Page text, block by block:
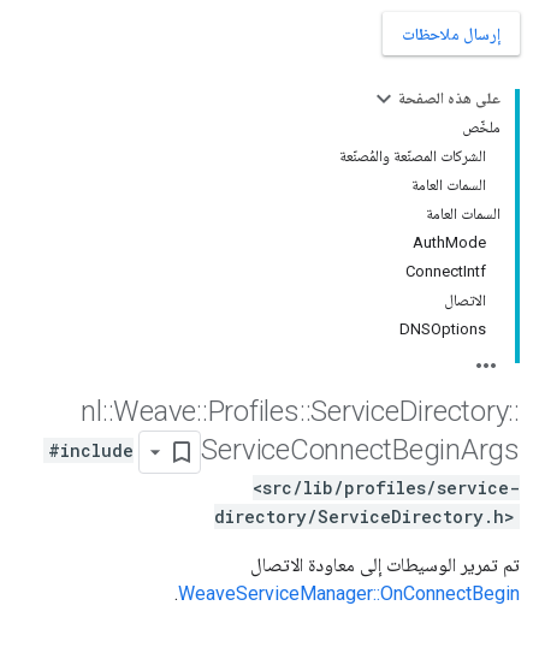
إرسال ملاحظات
على هذه الصفحة
ملخّص
الشركات المصنّعة والمُصنّعة
السمات العامة
السمات العامة
AuthMode
ConnectIntf
الاتصال
DNSOptions
nl ::Weave::Profiles::ServiceDirectory::
ServiceConnectBeginArgs
#include
<src/lib/profiles/service-
directory/ServiceDirectory.h>
تم تمرير الوسيطات إلى معاودة الاتصال
WeaveServiceManager::OnConnectBegin
.